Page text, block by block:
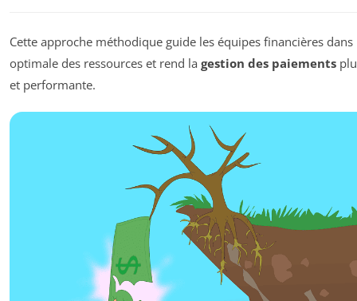
Cette approche méthodique guide les équipes financières dans
optimale des ressources et rend la gestion des paiements
et performante.